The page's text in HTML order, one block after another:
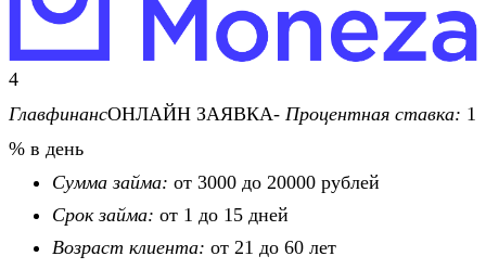
4
ГлавфинансОНЛАЙН ЗАЯВКА- Процентная ставка: 1
% в день
Сумма займа: от 3000 до 20000 рублей
Срок займа: от 1 до 15 дней
Возраст клиента: от 21 до 60 лет